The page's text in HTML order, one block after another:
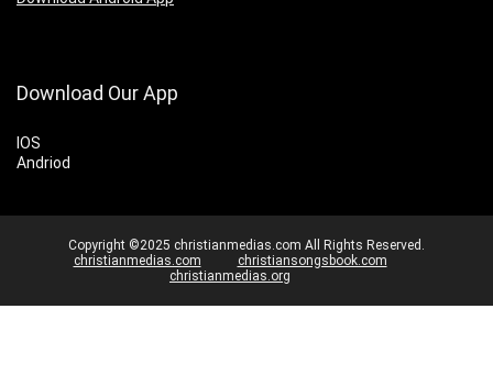
Download Our App
IOS
Andriod
Copyright ©2025 christianmedias.com All Rights Reserved.
christianmedias.com
christiansongsbook.com
christianmedias.org